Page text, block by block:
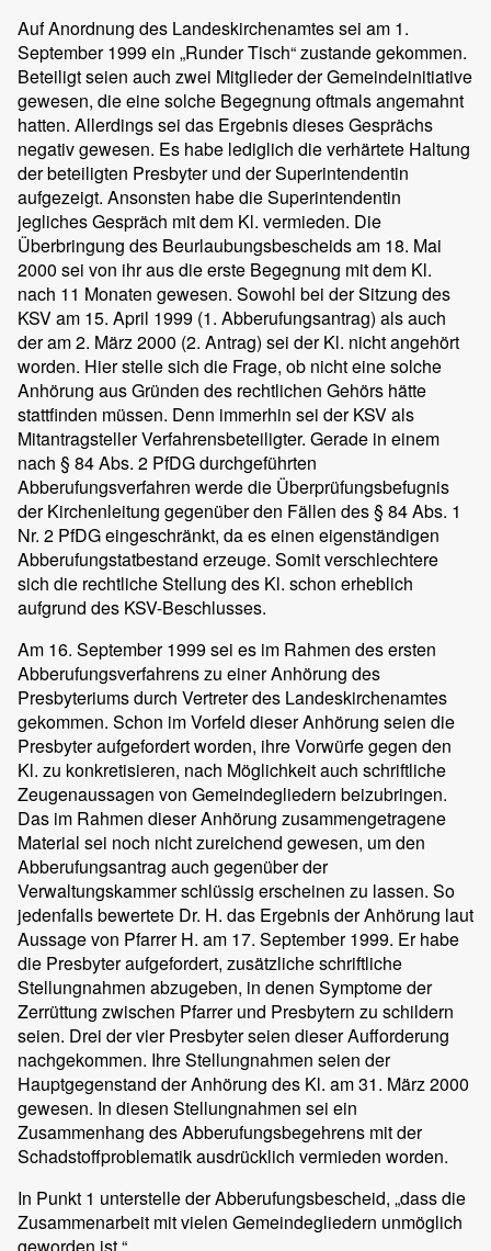
Auf Anordnung des Landeskirchenamtes sei am 1.
September 1999 ein „Runder Tisch“ zustande gekommen.
Beteiligt seien auch zwei Mitglieder der Gemeindeinitiative
gewesen, die eine solche Begegnung oftmals angemahnt
hatten. Allerdings sei das Ergebnis dieses Gesprächs
negativ gewesen. Es habe lediglich die verhärtete Haltung
der beteiligten Presbyter und der Superintendentin
aufgezeigt. Ansonsten habe die Superintendentin
jegliches Gespräch mit dem Kl. vermieden. Die
Überbringung des Beurlaubungsbescheids am 18. Mai
2000 sei von ihr aus die erste Begegnung mit dem Kl.
nach 11 Monaten gewesen. Sowohl bei der Sitzung des
KSV am 15. April 1999 (1. Abberufungsantrag) als auch
der am 2. März 2000 (2. Antrag) sei der Kl. nicht angehört
worden. Hier stelle sich die Frage, ob nicht eine solche
Anhörung aus Gründen des rechtlichen Gehörs hätte
stattfinden müssen. Denn immerhin sei der KSV als
Mitantragsteller Verfahrensbeteiligter. Gerade in einem
nach § 84 Abs. 2 PfDG durchgeführten
Abberufungsverfahren werde die Überprüfungsbefugnis
der Kirchenleitung gegenüber den Fällen des § 84 Abs. 1
Nr. 2 PfDG eingeschränkt, da es einen eigenständigen
Abberufungstatbestand erzeuge. Somit verschlechtere
sich die rechtliche Stellung des Kl. schon erheblich
aufgrund des KSV-Beschlusses.
Am 16. September 1999 sei es im Rahmen des ersten
Abberufungsverfahrens zu einer Anhörung des
Presbyteriums durch Vertreter des Landeskirchenamtes
gekommen. Schon im Vorfeld dieser Anhörung seien die
Presbyter aufgefordert worden, ihre Vorwürfe gegen den
Kl. zu konkretisieren, nach Möglichkeit auch schriftliche
Zeugenaussagen von Gemeindegliedern beizubringen.
Das im Rahmen dieser Anhörung zusammengetragene
Material sei noch nicht zureichend gewesen, um den
Abberufungsantrag auch gegenüber der
Verwaltungskammer schlüssig erscheinen zu lassen. So
jedenfalls bewertete Dr. H. das Ergebnis der Anhörung laut
Aussage von Pfarrer H. am 17. September 1999. Er habe
die Presbyter aufgefordert, zusätzliche schriftliche
Stellungnahmen abzugeben, in denen Symptome der
Zerrüttung zwischen Pfarrer und Presbytern zu schildern
seien. Drei der vier Presbyter seien dieser Aufforderung
nachgekommen. Ihre Stellungnahmen seien der
Hauptgegenstand der Anhörung des Kl. am 31. März 2000
gewesen. In diesen Stellungnahmen sei ein
Zusammenhang des Abberufungsbegehrens mit der
Schadstoffproblematik ausdrücklich vermieden worden.
In Punkt 1 unterstelle der Abberufungsbescheid, „dass die
Zusammenarbeit mit vielen Gemeindegliedern unmöglich